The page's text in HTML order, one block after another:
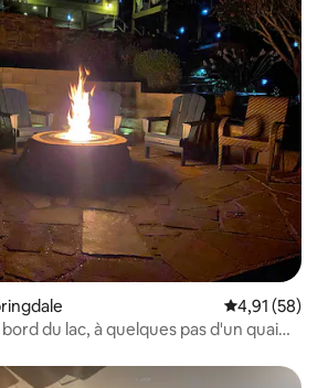
Évaluation
4,91 (58)
du lac, à quelques pas d'un quai